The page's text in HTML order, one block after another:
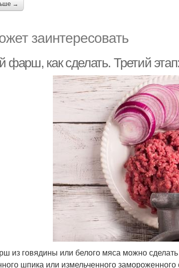
→
заинтересовать
фарш, как сделать. Третий
из говядины или белого мяса можно
шпика или измельченного